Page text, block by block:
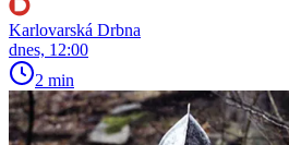
Karlovarská Drbna
dnes, 12:00
2 min